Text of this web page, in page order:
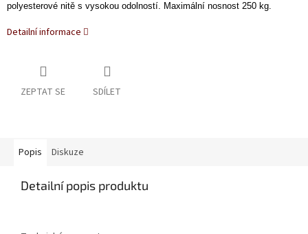
polyesterové nitě s vysokou odolností. Maximální nosnost 250 kg.
Detailní informace
ZEPTAT SE SDÍLET
Popis Diskuze
Detailní popis produktu